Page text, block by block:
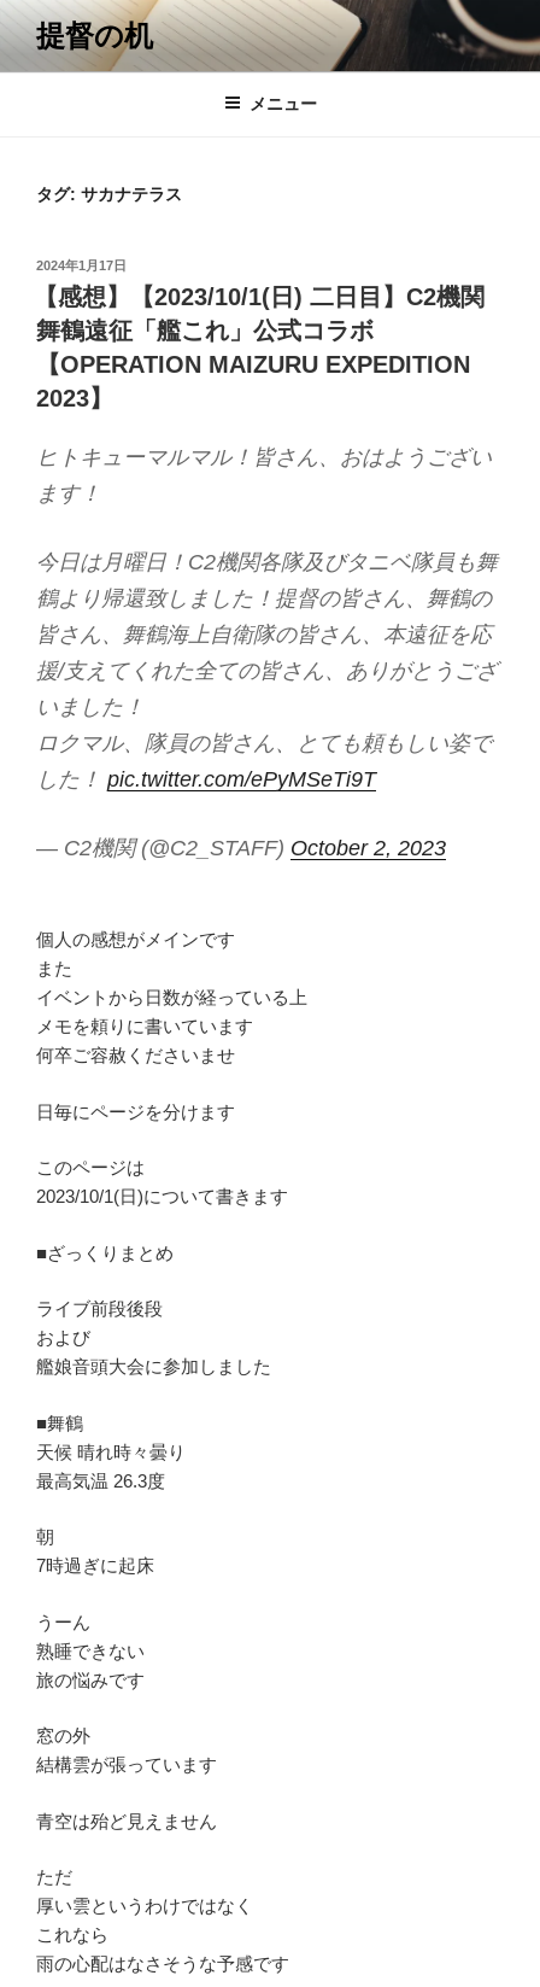
コ
テ
提督の机
メニュー
タグ: サカナテラス
投
日:
2024年1月17日
【感想】【2023/10/1(日) 二日目】C2機関
舞鶴遠征「艦これ」公式コラボ
【OPERATION MAIZURU EXPEDITION
2023】
ヒトキューマルマル！皆さん、おはようござい
ます！
今日は月曜日！C2機関各隊及びタニベ隊員も舞
鶴より帰還致しました！提督の皆さん、舞鶴の
皆さん、舞鶴海上自衛隊の皆さん、本遠征を応
援/支えてくれた全ての皆さん、ありがとうござ
いました！
ロクマル、隊員の皆さん、とても頼もしい姿で
した！ pic.twitter.com/ePyMSeTi9T
— C2機関 (@C2_STAFF) October 2, 2023
個人の感想がメインです
また
イベントから日数が経っている上
メモを頼りに書いています
何卒ご容赦くださいませ
日毎にページを分けます
このページは
2023/10/1(日)について書きます
■ざっくりまとめ
ライブ前段後段
および
艦娘音頭大会に参加しました
■舞鶴
天候 晴れ時々曇り
最高気温 26.3度
朝
7時過ぎに起床
うーん
熟睡できない
旅の悩みです
窓の外
結構雲が張っています
青空は殆ど見えません
ただ
厚い雲というわけではなく
これなら
雨の心配はなさそうな予感です